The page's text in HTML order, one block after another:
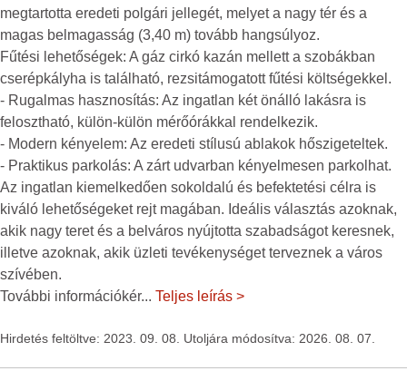
megtartotta eredeti polgári jellegét, melyet a nagy tér és a
magas belmagasság (3,40 m) tovább hangsúlyoz.
Fűtési lehetőségek: A gáz cirkó kazán mellett a szobákban
cserépkályha is található, rezsitámogatott fűtési költségekkel.
- Rugalmas hasznosítás: Az ingatlan két önálló lakásra is
felosztható, külön-külön mérőórákkal rendelkezik.
- Modern kényelem: Az eredeti stílusú ablakok hőszigeteltek.
- Praktikus parkolás: A zárt udvarban kényelmesen parkolhat.
Az ingatlan kiemelkedően sokoldalú és befektetési célra is
kiváló lehetőségeket rejt magában. Ideális választás azoknak,
akik nagy teret és a belváros nyújtotta szabadságot keresnek,
illetve azoknak, akik üzleti tevékenységet terveznek a város
szívében.
További információkér... Teljes leírás >
Hirdetés feltöltve: 2023. 09. 08. Utoljára módosítva: 2026. 08. 07.